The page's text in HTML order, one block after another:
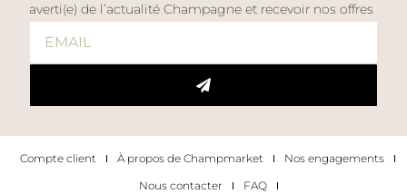
averti(e) de l’actualité Champagne et recevoir nos offres
Compte client À propos de Champmarket
Nos engagements
Nous contacter
FAQ